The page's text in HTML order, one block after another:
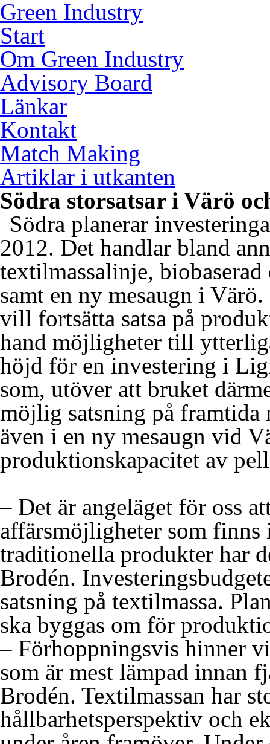
Green Industry
Start
Om Green Industry
Advisory Board
Länkar
Kontakt
Match Making
Artiklar i utkanten
Södra storsatsar i Värö
Södra planerar
2012. Det handlar bland
textilmassalinje,
samt en ny mesaugn i
vill fortsätta satsa på
hand möjligheter till
höjd för en investering i
som, utöver att bruket
möjlig satsning på framtida
även i en ny mesaugn vid
produktionskapacitet av
– Det är angeläget för oss
affärsmöjligheter som
traditionella produkter har
Brodén.
satsning på textilmassa.
ska byggas om för
– Förhoppningsvis hinner
som är mest lämpad innan
Brodén. Textilmassan har
hållbarhetsperspektiv och